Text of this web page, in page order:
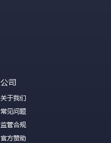
公司
关于我们
常见问题
监管合规
官方赞助